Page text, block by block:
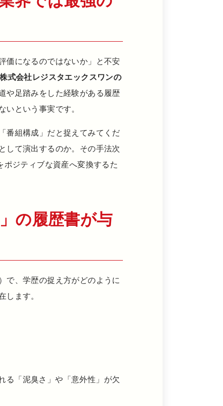
価になるのではないか」と不安
式会社レジスタエックスワンの
や足踏みをした経験がある履歴
いという事実です。
番組構成」だと捉えてみてくだ
して演出するのか。その手法次
ジティブな資産へ変換するた
の履歴書が与
で、学歴の捉え方がどのように
します。
る「泥臭さ」や「意外性」が欠